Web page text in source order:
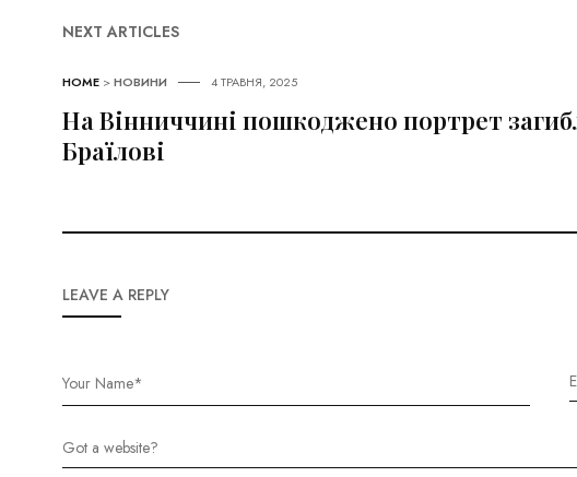
NEXT ARTICLES
HOME >НОВИНИ 4 ТРАВНЯ, 2025
На Вінниччині пошкоджено портрет
Браїлові
LEAVE A REPLY